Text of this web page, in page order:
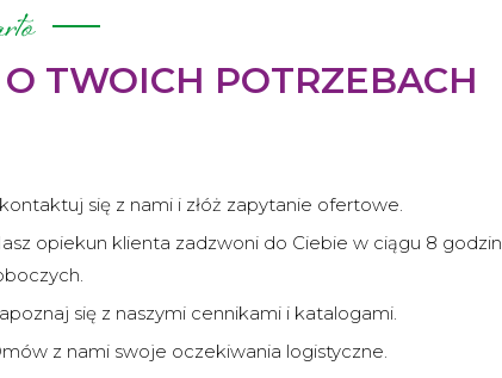
TWOICH POTRZEBACH
się z nami i złóż zapytanie ofertowe.
opiekun klienta zadzwoni do Ciebie w ciągu 8 godzin
się z naszymi cennikami i katalogami.
z nami swoje oczekiwania logistyczne.